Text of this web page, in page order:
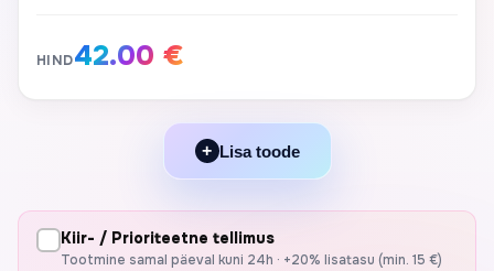
HIND42.00 €
+ Lisa toode
Kiir- / Prioriteetne tellimus
Tootmine samal päeval kuni 24h · +20% lisatasu (min. 15 €)